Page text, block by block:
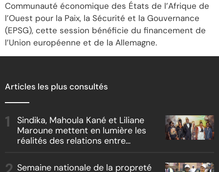
Communauté économique des États de l’Afrique de
l’Ouest pour la Paix, la Sécurité et la Gouvernance
(EPSG), cette session bénéficie du financement de
l’Union européenne et de la Allemagne.
Articles les plus consultés
Sindika, Mahoula Kané et Liliane
Maroune mettent en lumière les
réalités des relations entre
« Boss vs Boss »
Semaine nationale de la propreté